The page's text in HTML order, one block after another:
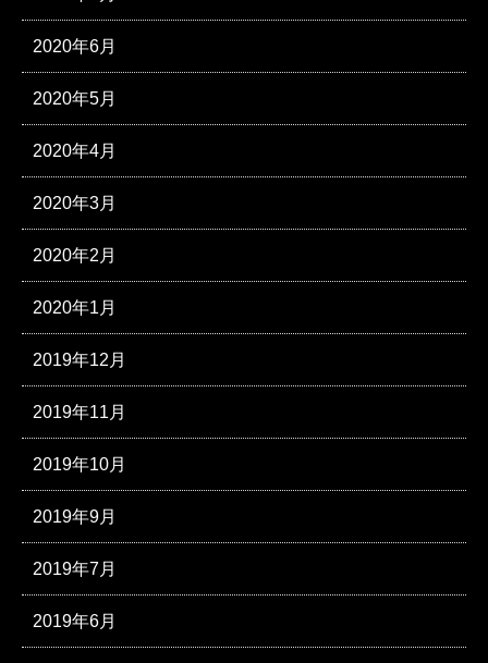
2020年6月
2020年5月
2020年4月
2020年3月
2020年2月
2020年1月
2019年12月
2019年11月
2019年10月
2019年9月
2019年7月
2019年6月